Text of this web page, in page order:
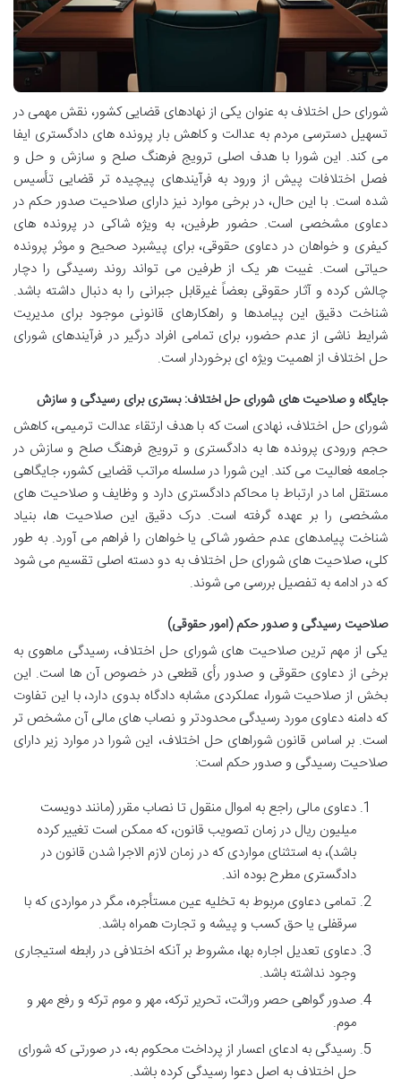
شورای حل اختلاف به عنوان یکی از نهادهای قضایی کشور، نقش مهمی در
تسهیل دسترسی مردم به عدالت و کاهش بار پرونده های دادگستری ایفا
می کند. این شورا با هدف اصلی ترویج فرهنگ صلح و سازش و حل و
فصل اختلافات پیش از ورود به فرآیندهای پیچیده تر قضایی تأسیس
شده است. با این حال، در برخی موارد نیز دارای صلاحیت صدور حکم در
دعاوی مشخصی است. حضور طرفین، به ویژه شاکی در پرونده های
کیفری و خواهان در دعاوی حقوقی، برای پیشبرد صحیح و موثر پرونده
حیاتی است. غیبت هر یک از طرفین می تواند روند رسیدگی را دچار
چالش کرده و آثار حقوقی بعضاً غیرقابل جبرانی را به دنبال داشته باشد.
شناخت دقیق این پیامدها و راهکارهای قانونی موجود برای مدیریت
شرایط ناشی از عدم حضور، برای تمامی افراد درگیر در فرآیندهای شورای
حل اختلاف از اهمیت ویژه ای برخوردار است.
جایگاه و صلاحیت های شورای حل اختلاف: بستری برای رسیدگی و سازش
شورای حل اختلاف، نهادی است که با هدف ارتقاء عدالت ترمیمی، کاهش
حجم ورودی پرونده ها به دادگستری و ترویج فرهنگ صلح و سازش در
جامعه فعالیت می کند. این شورا در سلسله مراتب قضایی کشور، جایگاهی
مستقل اما در ارتباط با محاکم دادگستری دارد و وظایف و صلاحیت های
مشخصی را بر عهده گرفته است. درک دقیق این صلاحیت ها، بنیاد
شناخت پیامدهای عدم حضور شاکی یا خواهان را فراهم می آورد. به طور
کلی، صلاحیت های شورای حل اختلاف به دو دسته اصلی تقسیم می شود
که در ادامه به تفصیل بررسی می شوند.
صلاحیت رسیدگی و صدور حکم (امور حقوقی)
یکی از مهم ترین صلاحیت های شورای حل اختلاف، رسیدگی ماهوی به
برخی از دعاوی حقوقی و صدور رأی قطعی در خصوص آن ها است. این
بخش از صلاحیت شورا، عملکردی مشابه دادگاه بدوی دارد، با این تفاوت
که دامنه دعاوی مورد رسیدگی محدودتر و نصاب های مالی آن مشخص تر
است. بر اساس قانون شوراهای حل اختلاف، این شورا در موارد زیر دارای
صلاحیت رسیدگی و صدور حکم است:
دعاوی مالی راجع به اموال منقول تا نصاب مقرر (مانند دویست
میلیون ریال در زمان تصویب قانون، که ممکن است تغییر کرده
باشد)، به استثنای مواردی که در زمان لازم الاجرا شدن قانون در
دادگستری مطرح بوده اند.
تمامی دعاوی مربوط به تخلیه عین مستأجره، مگر در مواردی که با
سرقفلی یا حق کسب و پیشه و تجارت همراه باشد.
دعاوی تعدیل اجاره بها، مشروط بر آنکه اختلافی در رابطه استیجاری
وجود نداشته باشد.
صدور گواهی حصر وراثت، تحریر ترکه، مهر و موم ترکه و رفع مهر و
موم.
رسیدگی به ادعای اعسار از پرداخت محکوم به، در صورتی که شورای
حل اختلاف به اصل دعوا رسیدگی کرده باشد.